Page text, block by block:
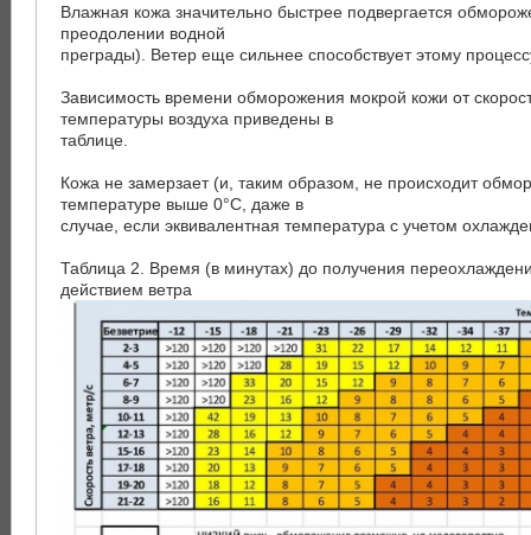
Влажная кожа значительно быстрее подвергается
преодолении водной
преграды). Ветер еще сильнее способствует этому
Зависимость времени обморожения мокрой кожи от
температуры воздуха приведены в
таблице.
Кожа не замерзает (и, таким образом, не происходит
температуре выше 0°C, даже в
случае, если эквивалентная температура с учетом
Таблица 2. Время (в минутах) до получения
действием ветра